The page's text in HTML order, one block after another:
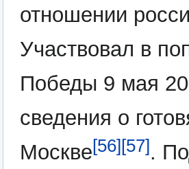
отношении
Участвовал в
Победы 9 мая
сведения о
Москве[56][57].